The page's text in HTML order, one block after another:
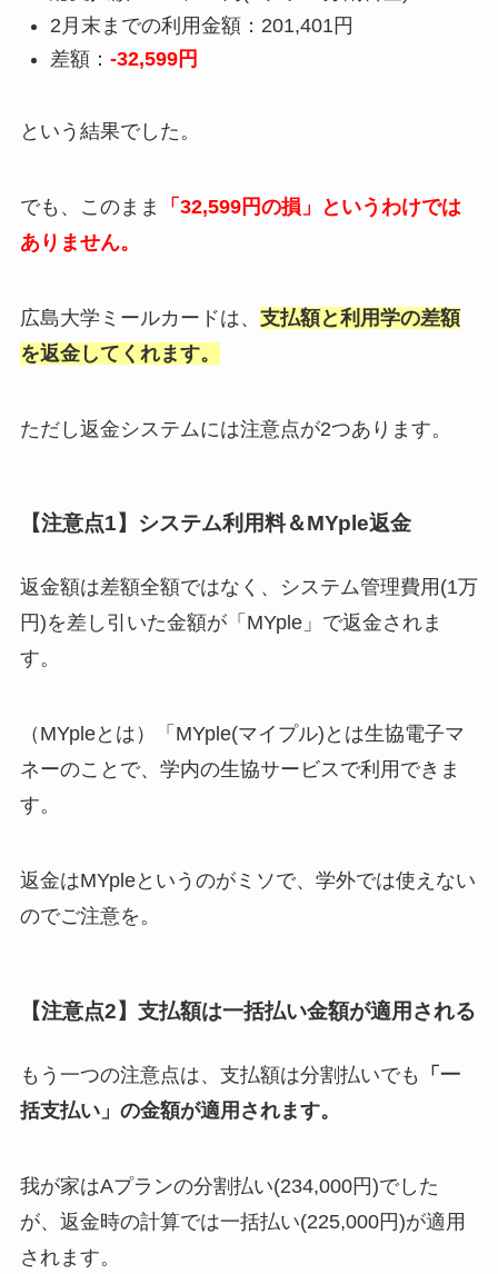
2月末までの利用金額：201,401円
差額： -32,599円
という結果でした。
でも、このまま
「32,599円の損」というわけでは
ありません。
広島大学ミールカードは、 支払額と利用学の差額
を返金してくれます。
ただし返金システムには注意点が2つあります。
【注意点1】システム利用料＆MYple返金
返金額は差額全額ではなく、システム管理費用(1万
円)を差し引いた金額が「MYple」で返金されま
す。
（MYpleとは）
「MYple(マイプル)とは生協電子マ
ネーのことで、学内の生協サービスで利用できま
す。
返金はMYpleというのがミソで、学外では使えない
のでご注意を。
【注意点2】支払額は一括払い金額が適用される
もう一つの注意点は、支払額は分割払いでも
「一
括支払い」の金額が適用されます。
我が家はAプランの分割払い(234,000円)でした
が、返金時の計算では一括払い(225,000円)が適用
されます。